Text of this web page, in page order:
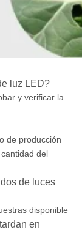
luz LED?
y verificar la
de producción
del
de luces
disponible
en